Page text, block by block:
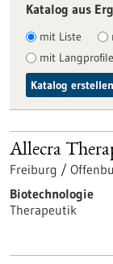
Katalog aus
mit Liste
mit
Katalog
Allecra
Freiburg /
Biotechnologie
Therapeutik